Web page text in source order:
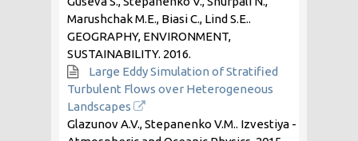
Marushchak M.E., Biasi C., Lind S.E..
GEOGRAPHY, ENVIRONMENT,
SUSTAINABILITY. 2016.
Large Eddy Simulation of Stratified
Turbulent Flows over Heterogeneous
Landscapes
Glazunov A.V., Stepanenko V.M.. Izvestiya -